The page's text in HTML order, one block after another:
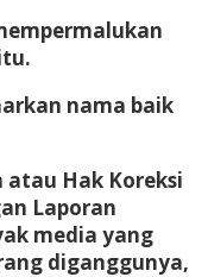
nama baik
atau Hak Koreksi
Laporan
media yang
diganggunya,